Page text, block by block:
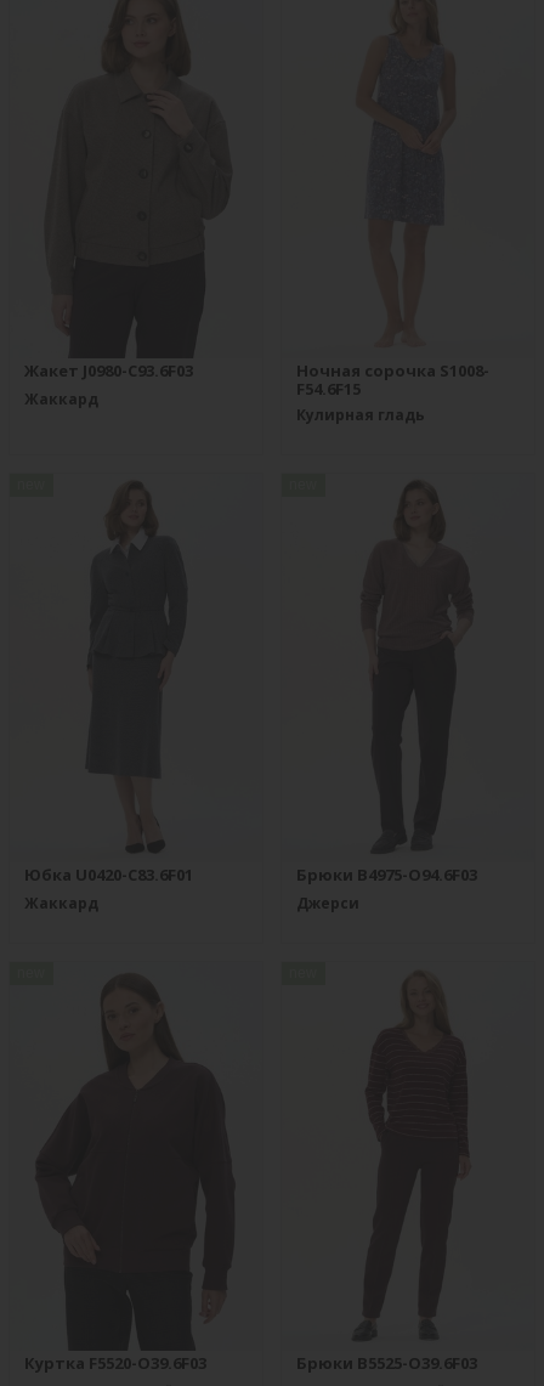
Жакет J0980-C93.6F03
Жаккард
Ночная сорочка S1008-
F54.6F15
Кулирная гладь
Юбка U0420-C83.6F01
Жаккард
Брюки B4975-O94.6F03
Джерси
Куртка F5520-O39.6F03 Брюки B5525-O39.6F03